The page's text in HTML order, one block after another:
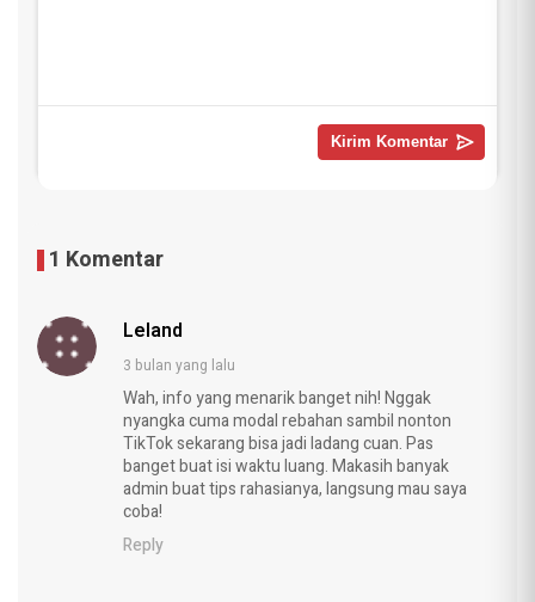
1 Komentar
Leland
3 bulan yang lalu
Wah, info yang menarik banget nih! Nggak
nyangka cuma modal rebahan sambil nonton
TikTok sekarang bisa jadi ladang cuan. Pas
banget buat isi waktu luang. Makasih banyak
admin buat tips rahasianya, langsung mau saya
coba!
Reply